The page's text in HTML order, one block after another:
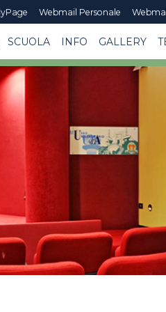
Webmail Personale
SCUOLA INFO GALLERY